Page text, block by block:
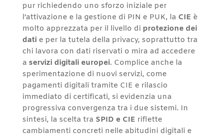
pur richiedendo uno sforzo iniziale per
l’attivazione e la gestione di PIN e PUK, la CIE è
molto apprezzata per il livello di protezione dei
datie per la tutela della privacy, soprattutto tra
chi lavora con dati riservati o mira ad accedere
a servizi digitali europei. Complice anche la
sperimentazione di nuovi servizi, come
pagamenti digitali tramite CIE e rilascio
immediato di certificati, si evidenzia una
progressiva convergenza tra i due sistemi. In
sintesi, la scelta tra SPID e CIE riflette
cambiamenti concreti nelle abitudini digitali e